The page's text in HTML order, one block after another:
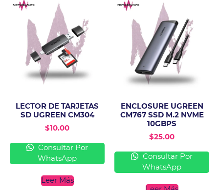
LECTOR DE TARJETAS
SD UGREEN CM304
$10.00
Consultar Por
WhatsApp
Leer Más
ENCLOSURE UGREEN
CM767 SSD M.2 NVME
10GBPS
$25.00
Consultar Por
WhatsApp